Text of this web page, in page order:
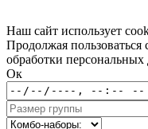
Наш сайт использует
Продолжая пользоваться
обработки
Ок